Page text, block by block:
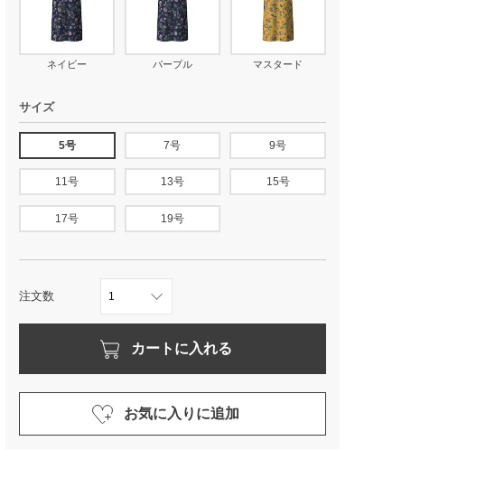
ネイビー パープル マスタード
サイズ
5号 7号 9号
11号 13号 15号
17号 19号
注文数
カートに入れる
お気に入りに追加